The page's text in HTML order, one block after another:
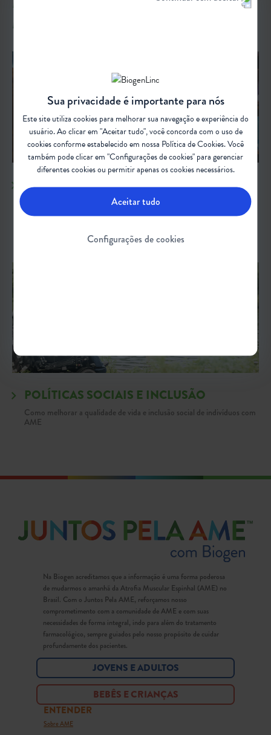
Sua privacidade é importante para nós
Este site utiliza cookies para melhorar sua navegação e experiência do
usuário. Ao clicar em "Aceitar tudo", você concorda com o uso de
cookies conforme estabelecido em nossa Política de Cookies. Você
também pode clicar em "Configurações de cookies" para gerenciar
diferentes cookies ou permitir apenas os cookies necessários.
Aceitar tudo
Configurações de cookies
MÁXIMO
ASSOCIAÇÕES DE PACIENTES
Confira as principais Associações de Pacientes voltadas à AME e
doenças neuromusculares
POLÍTICAS SOCIAIS E INCLUSÃO
Como melhorar a qualidade de vida e inclusão social de indivíduos com
AME
Na Biogen acreditamos que a informação é uma forma poderosa
de mudarmos o amanhã da Atrofia Muscular Espinhal (AME) no
Brasil. Com o Juntos Pela AME, reforçamos nosso
comprometimento com a comunidade de AME e com suas
necessidades de forma integral, indo para além do tratamento
farmacológico, sempre guiados pelo nosso propósito de cuidar
profundamente dos pacientes.
JOVENS E ADULTOS
BEBÊS E CRIANÇAS
ENTENDER
Sobre AME